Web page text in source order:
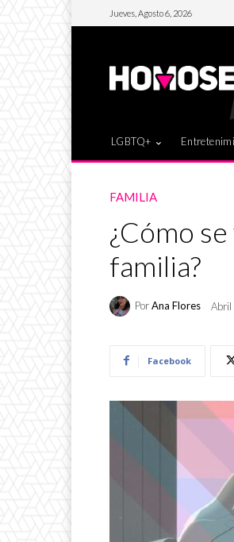
Jueves, Agosto 6, 2026
LGBTQ+
FAMILIA
¿Cómo
familia?
PorAna Flores Abril
Facebook